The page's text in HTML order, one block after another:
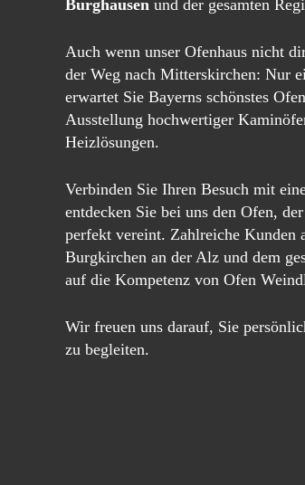
Burghausen und der gesamten
Auch wenn unser Ofenhaus nicht
der Weg nach Mitterskirchen: Nur
erwartet Sie Bayerns schönstes
Ausstellung hochwertiger
Heizlösungen.
Verbinden Sie Ihren Besuch mit
entdecken Sie bei uns den Ofen,
perfekt vereint. Zahlreiche Kunden
Burgkirchen an der Alz und dem
auf die Kompetenz von Ofen
Wir freuen uns darauf, Sie
zu begleiten.